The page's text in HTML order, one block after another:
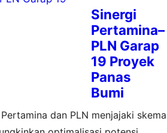
Sinergi
Pertamina–
PLN Garap
19 Proyek
Panas
Bumi
dan PLN menjajaki skema